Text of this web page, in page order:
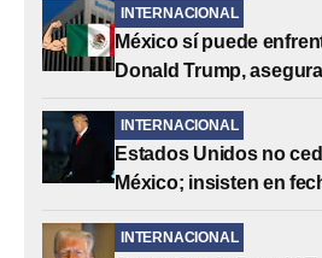
INTERNACIONAL
México sí puede
Donald Trump,
INTERNACIONAL
Estados Unidos no
México; insisten en
INTERNACIONAL